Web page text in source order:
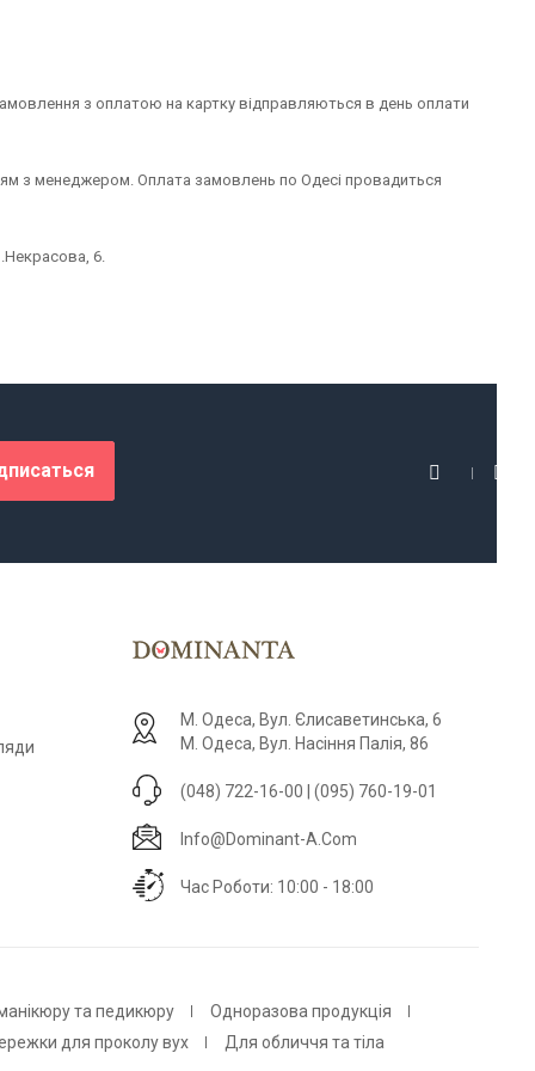
з оплатою на картку відправляються в день оплати
з менеджером. Оплата замовлень по Одесі провадиться
6.
М. Одеса, Вул. Єлисаветинська, 6
М. Одеса, Вул. Насіння Палія, 86
(048) 722-16-00 | (095) 760-19-01
Info@dominant-A.com
Час Роботи: 10:00 - 18:00
та педикюру
Одноразова продукція
для проколу вух
Для обличчя та тіла